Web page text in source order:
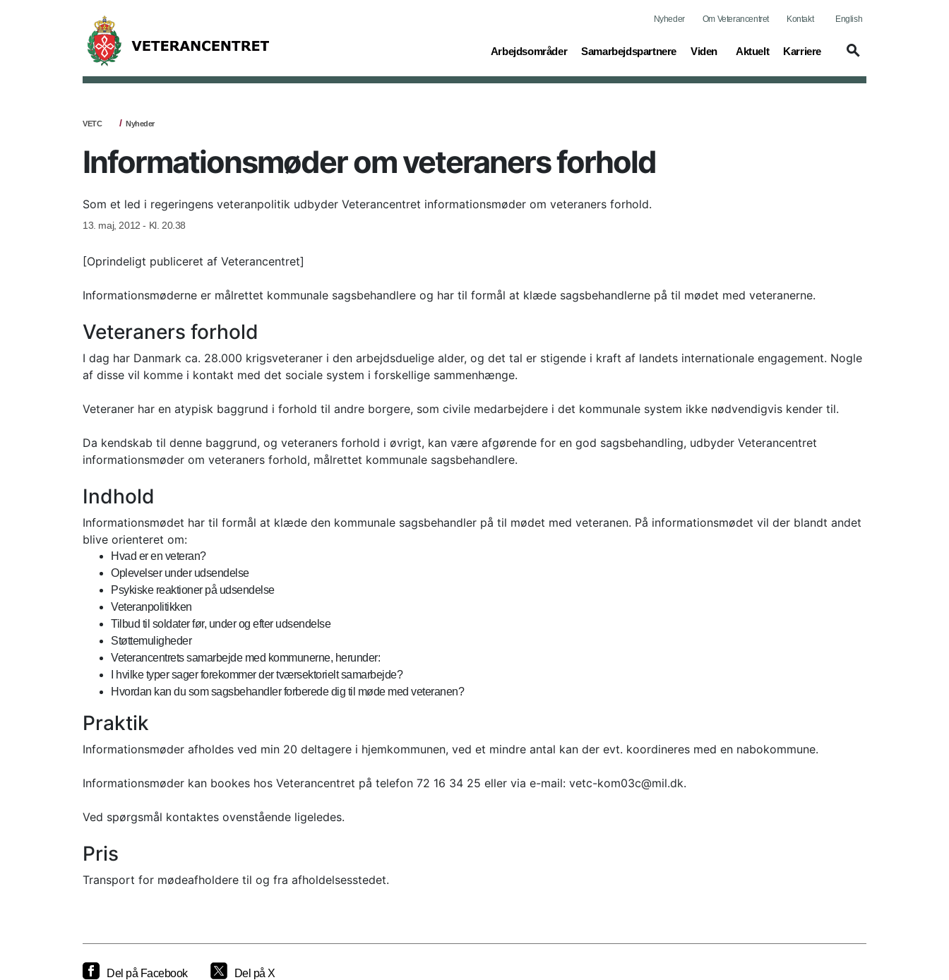
Nyheder Om Veterancentret Kontakt English
Arbejdsområder
(current) Samarbejdspartnere
(current) Viden
(current) Aktuelt
(current) Karriere
(current)
VETC Nyheder
Informationsmøder om veteraners forhold
Som et led i regeringens veteranpolitik udbyder Veterancentret informationsmøder om veteraners forhold.
13. maj, 2012 - Kl. 20.38
[Oprindeligt publiceret af Veterancentret]
Informationsmøderne er målrettet kommunale sagsbehandlere og har til formål at klæde sagsbehandlerne på til mødet med veteranerne.
Veteraners forhold
I dag har Danmark ca. 28.000 krigsveteraner i den arbejdsduelige alder, og det tal er stigende i kraft af landets internationale engagement. Nogle
af disse vil komme i kontakt med det sociale system i forskellige sammenhænge.
Veteraner har en atypisk baggrund i forhold til andre borgere, som civile medarbejdere i det kommunale system ikke nødvendigvis kender til.
Da kendskab til denne baggrund, og veteraners forhold i øvrigt, kan være afgørende for en god sagsbehandling, udbyder Veterancentret
informationsmøder om veteraners forhold, målrettet kommunale sagsbehandlere.
Indhold
Informationsmødet har til formål at klæde den kommunale sagsbehandler på til mødet med veteranen. På informationsmødet vil der blandt andet
blive orienteret om:
Hvad er en veteran?
Oplevelser under udsendelse
Psykiske reaktioner på udsendelse
Veteranpolitikken
Tilbud til soldater før, under og efter udsendelse
Støttemuligheder
Veterancentrets samarbejde med kommunerne, herunder:
I hvilke typer sager forekommer der tværsektorielt samarbejde?
Hvordan kan du som sagsbehandler forberede dig til møde med veteranen?
Praktik
Informationsmøder afholdes ved min 20 deltagere i hjemkommunen, ved et mindre antal kan der evt. koordineres med en nabokommune.
Informationsmøder kan bookes hos Veterancentret på telefon 72 16 34 25 eller via e-mail: vetc-kom03c@mil.dk.
Ved spørgsmål kontaktes ovenstående ligeledes.
Pris
Transport for mødeafholdere til og fra afholdelsesstedet.
Del på Facebook Del på X